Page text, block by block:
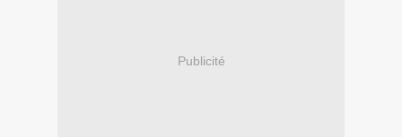
Publicité